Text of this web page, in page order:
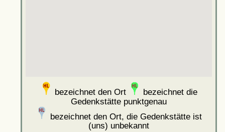
bezeichnet den Ort
bezeichnet die
Gedenkstätte punktgenau
bezeichnet den Ort, die Gedenkstätte ist
(uns) unbekannt